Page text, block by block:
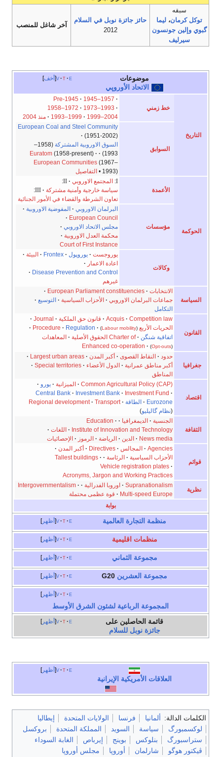
سبقه
توكل كرمان، ليما
گبوي وإلين جونسون
سيرليف
حائز جائزة نوبل في السلام
2012
آخر شاغل للمنصب
أخف v t e
موضوعات
الاتحاد الأوروپي
التاريخ
خط زمني
Pre-1945 · 1945–1957 ·
1958–1972 · 1973–1993 ·
1993–1999 · 1999–2004
· منذ 2004
السوابق
European Coal and Steel Community
(1951-2002)
·
السوق الاوروبية المشتركة
(1958–
1993)
·
Euratom(1958-present) ·
European Communities(1967–
1993) •
التفاصيل
الحوكمة
الأعمدة
I
: المجتمع الاوروبي ·
II
:
سياسة خارجية وأمنية مشتركة ·
III
:
تعاون الشرطة والقضاء في الأمور الجنائية
مؤسسات
البرلمان الاوروبي · المفوضية الاوروبية ·
European Council
·
مجلس الاتحاد الاوروبي ·
محكمة العدل الاوروبية ·
Court of First Instance
وكالات
يوروجست · يوروپول ·
Frontex
· البيئة ·
اعادة الاعمار ·
Disease Prevention and Control
·
غيرهم
السياسة
الانتخابات ·
European Parliament constituencies
·
جماعات البرلمان الاوروبي · الأحزاب السياسية · التوسيع ·
التكامل
القانون
Acquis · Competition law
· قانون حق الملكية ·
Journal
·
الحريات الأربع (
Labour mobility
)
·
Procedure · Regulation
·
اتفاقية شنگن · Charter of الحقوق الأصلية · المعاهدات
(
Opt-outs
)
·
Enhanced co-operation
جغرافيا
حدود · النقاط القصوى · أكبر المدن ·
Largest urban areas
·
أكبر مناطق عمرانية · الدول الأعضاء ·
Special territories
·
المناطق
اقتصاد
Common Agricultural Policy (CAP)
· الميزانية · يورو ·
Central Bank · Investment Bank · Investment Fund ·
Eurozone
· الطاقة ·
Regional development · Transport
(نظام گاليليو)
الثقافة
الجنسية · الديمغرافيا ·
Education ·
Institute of Innovation and Technology
· اللغات ·
News media
· الدين · الرياضة · الرموز · الإحصائيات
قوائم
Agencies
· المجالس ·
Directives
· أكبر المدن ·
الأحزاب السياسية · الرئاسة ·
Tallest buildings ·
Vehicle registration plates ·
Acronyms, Jargon and Working Practices
نظرية
Supranationalism
· اوروبا الفدرالية ·
Intergovernmentalism ·
Multi-speed Europe
· قوة عظمى محتملة
بوابة
أظهر v t e منظمة التجارة العالمية
أظهر v t e منظمات اقليمية
أظهر v t e مجموعة الثماني
أظهر v t e مجموعة العشرين
أظهر v t e
المجموعة الرباعية لشئون الشرق الأوسط
أظهر v t e
قائمة الحاصلين على
جائزة نوبل للسلام
أظهر v t e
العلاقات الأمريكية الإيرانية
الكلمات الدالة: ألمانيا فرنسا الولايات المتحدة
إيطاليا
لوكسمبورگ
سياسة السويد المملكة المتحدة
بروكسل
ستراسبورگ
بنلوكس بوينج إيرباص
الغابة السوداء
ڤيكتور هوگو
شارلمان أوروپا
مجلس أوروپا